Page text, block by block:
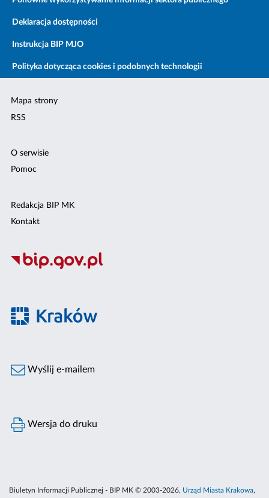
Deklaracja dostępności
Instrukcja BIP MJO
Polityka dotycząca cookies i podobnych technologii
Mapa strony
RSS
O serwisie
Pomoc
Redakcja BIP MK
Kontakt
Wyślij e-mailem
Wersja do druku
Biuletyn Informacji Publicznej - BIP MK © 2003-2026, Urząd Miasta Krakowa,